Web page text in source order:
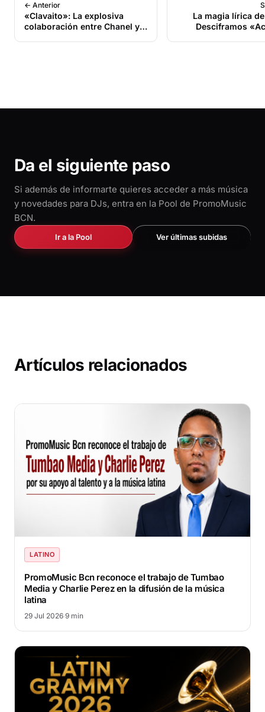
← Anterior
«Clavaito»: La explosiva
colaboración entre Chanel y
La magia lírica
Desciframos
Da el siguiente paso
Si además de informarte quieres acceder a más música
y novedades para DJs, entra en la Pool de PromoMusic
BCN.
Ir a la Pool Ver últimas subidas
Artículos relacionados
LATINO
PromoMusic Bcn reconoce el trabajo de Tumbao
Media y Charlie Perez en la difusión de la música
latina
29 Jul 2026·9 min